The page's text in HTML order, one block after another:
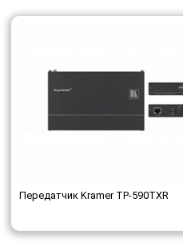
Передатчик Kramer TP-590TXR